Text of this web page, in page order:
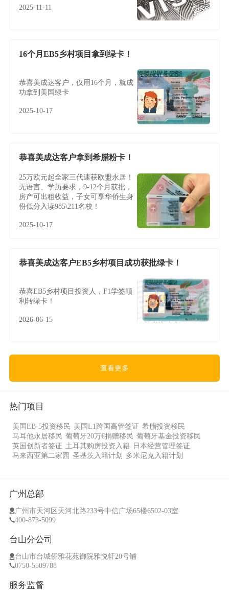
2025-11-11
16个月EB5乡村项目拿到绿卡！
恭喜美成达客户，仅用16个月，就成
功拿到美国绿卡
2025-10-17
恭喜美成达客户拿到希腊粉卡！
25万欧元起全家三代速获欧盟永居！
无语言、学历要求，9-12个月获批，
房产可出租收益，子女可享华侨生身
份低分入读985\211名校！
2025-10-17
恭喜美成达客户EB5乡村项目成功获批绿卡！
恭喜EB5乡村项目投资人，F1学签顺
利转绿卡！
2026-06-15
查看更多
热门项目
美国EB-5投资移民 美国L1跨国高管签证 希腊投资移民
马耳他永居移民 葡萄牙20万€捐赠移民 葡萄牙基金投资移民
英国创新者签证 土耳其购房投资入籍 日本经营管理签证
马来西亚第二家园 圣基茨入籍计划 多米尼克入籍计划
广州总部
广州市天河区天河北路233号中信广场65楼6502-03室
400-873-5099
台山分公司
台山市台城侨雅花苑御院雅悦轩20号铺
0750-5509788
服务监督